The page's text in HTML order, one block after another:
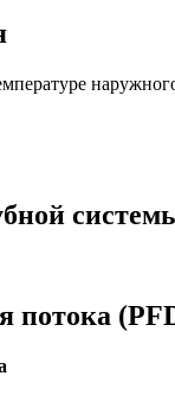
потока